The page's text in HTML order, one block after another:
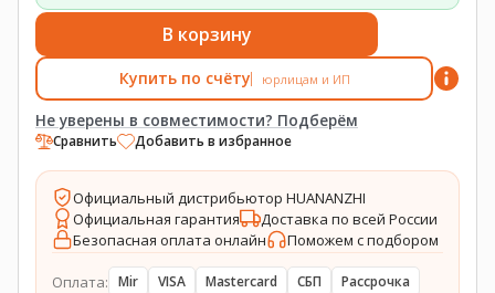
В корзину
Купить по счёту юрлицам и ИП
Не уверены в совместимости? Подберём
Сравнить Добавить в избранное
Официальный дистрибьютор HUANANZHI
Официальная гарантия
Доставка по всей России
Безопасная оплата онлайн
Поможем с подбором
Оплата: Mir VISA Mastercard СБП Рассрочка